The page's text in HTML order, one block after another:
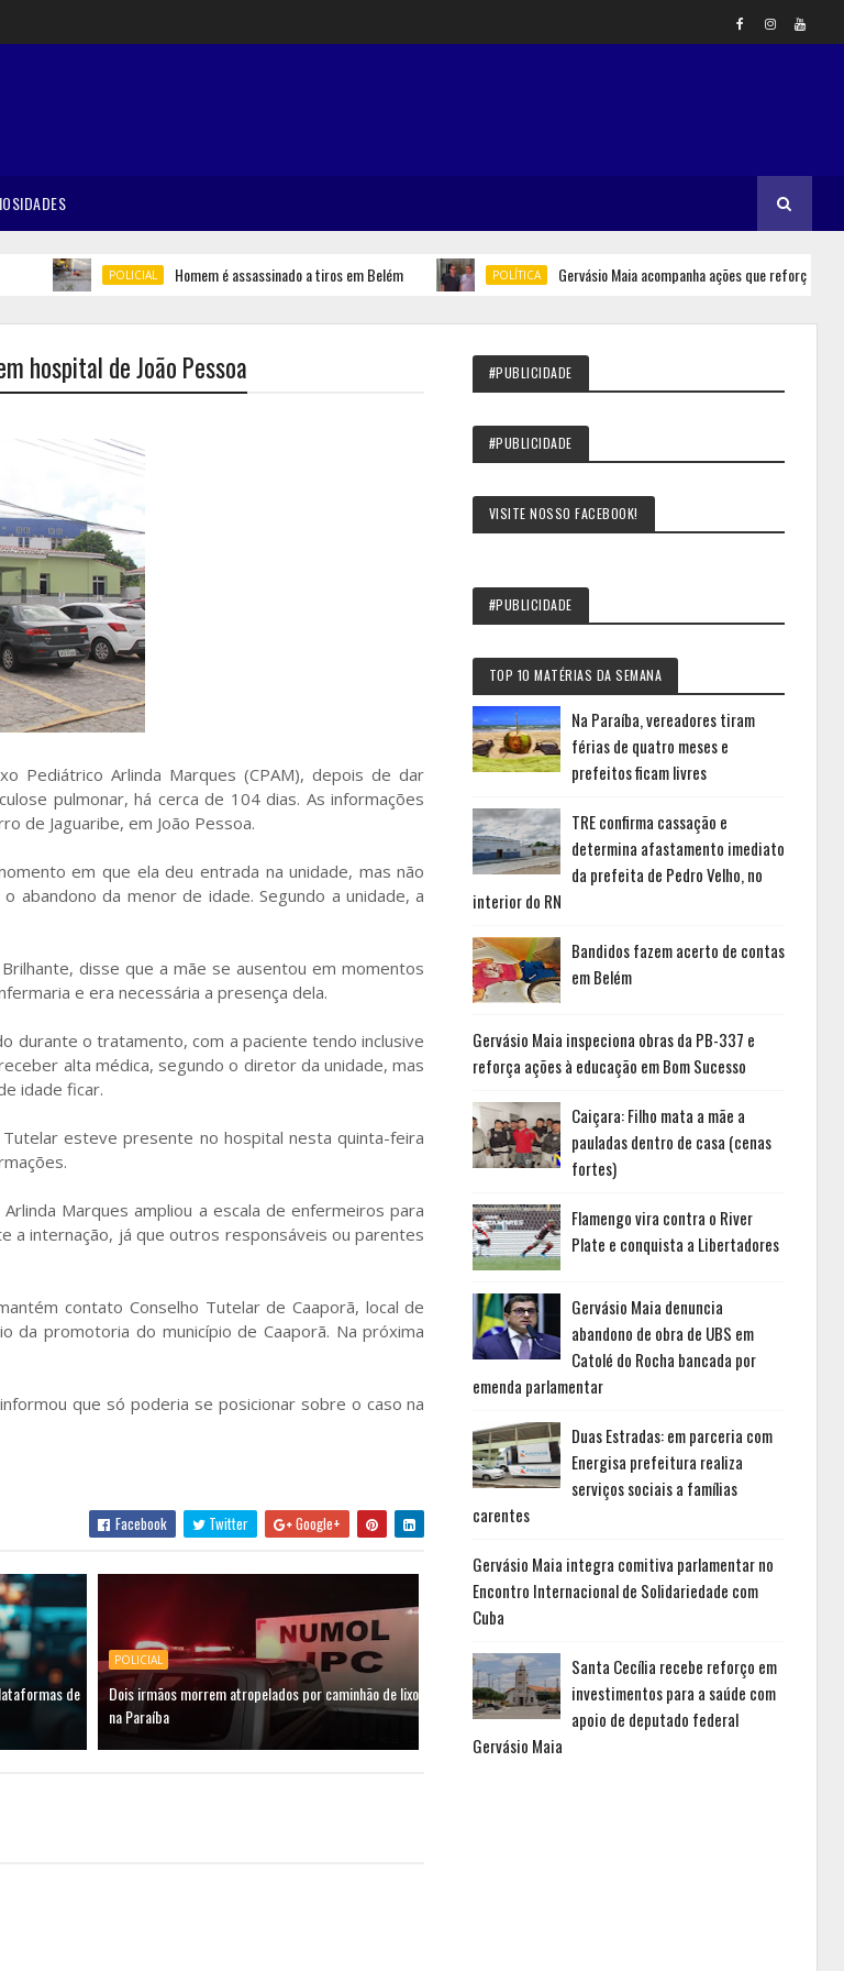
POLICIAL Homem é assassinado a tiros em Belém POLÍTICA Gervásio Maia acompanha ações que reforçam
hospital de João Pessoa
Pediátrico Arlinda Marques (CPAM), depois de dar
pulmonar, há cerca de 104 dias. As informações
de Jaguaribe, em João Pessoa.
em que ela deu entrada na unidade, mas não
abandono da menor de idade. Segundo a unidade, a
disse que a mãe se ausentou em momentos
e era necessária a presença dela.
durante o tratamento, com a paciente tendo inclusive
alta médica, segundo o diretor da unidade, mas
idade ficar.
esteve presente no hospital nesta quinta-feira
Marques ampliou a escala de enfermeiros para
a internação, já que outros responsáveis ou parentes
contato Conselho Tutelar de Caaporã, local de
da promotoria do município de Caaporã. Na próxima
que só poderia se posicionar sobre o caso na
Facebook Twitter Google+
de
POLICIAL
Dois irmãos morrem atropelados por caminhão de lixo
na Paraíba
#PUBLICIDADE
#PUBLICIDADE
VISITE NOSSO FACEBOOK!
#PUBLICIDADE
TOP 10 MATÉRIAS DA SEMANA
Na Paraíba, vereadores tiram
férias de quatro meses e
prefeitos ficam livres
TRE confirma cassação e
determina afastamento imediato
da prefeita de Pedro Velho, no
interior do RN
Bandidos fazem acerto de contas
em Belém
Gervásio Maia inspeciona obras da PB-337 e
reforça ações à educação em Bom Sucesso
Caiçara: Filho mata a mãe a
pauladas dentro de casa (cenas
fortes)
Flamengo vira contra o River
Plate e conquista a Libertadores
Gervásio Maia denuncia
abandono de obra de UBS em
Catolé do Rocha bancada por
emenda parlamentar
Duas Estradas: em parceria com
Energisa prefeitura realiza
serviços sociais a famílias
carentes
Gervásio Maia integra comitiva parlamentar no
Encontro Internacional de Solidariedade com
Cuba
Santa Cecília recebe reforço em
investimentos para a saúde com
apoio de deputado federal
Gervásio Maia